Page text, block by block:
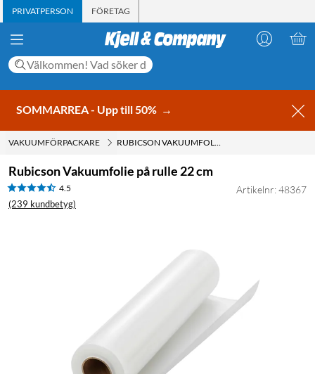
PRIVATPERSON FÖRETAG
SOMMARREA - Upp till 50% →
VAKUUMFÖRPACKARE RUBICSON VAKUUMFOLIE PÅ RULLE 22 CM
Rubicson Vakuumfolie på rulle 22 cm
4.5
(239 kundbetyg)
Artikelnr: 48367